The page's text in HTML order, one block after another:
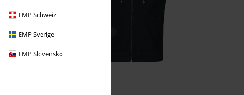
EMP Schweiz
EMP Sverige
EMP Slovensko